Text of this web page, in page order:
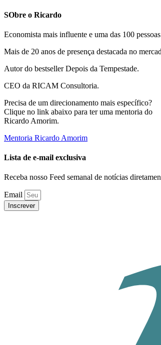
SObre o Ricardo
Economista mais influente e uma das 100
Mais de 20 anos de presença destacada no
Autor do bestseller Depois da Tempestade.
CEO da RICAM Consultoria.
Precisa de um direcionamento mais específico?
Clique no link abaixo para ter uma mentoria do
Ricardo Amorim.
Mentoria Ricardo Amorim
Lista de e-mail exclusiva
Receba nosso Feed semanal de notícias
Email
Inscrever